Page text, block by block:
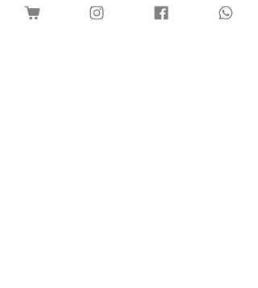
Best Sellers